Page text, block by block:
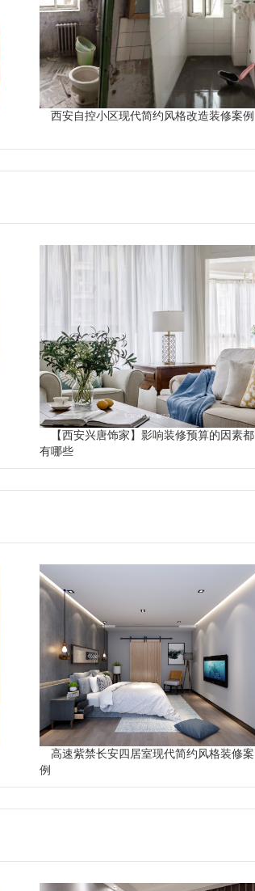
西安自控小区现代简约风格改造装修案例
【西安兴唐饰家】影响装修预算的因素都
有哪些
高速紫禁长安四居室现代简约风格装修案
例